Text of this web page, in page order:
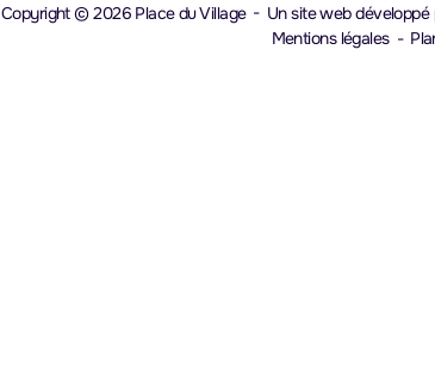
Copyright © 2026 Place du Village Un site web développé
(nouvel onglet)
Mentions légales